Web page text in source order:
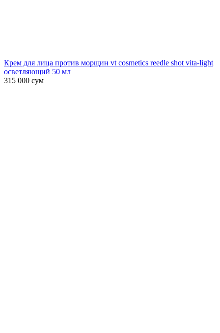
Крем для лица против морщин vt cosmetics reedle shot vita-light
осветляющий 50 мл
315 000 сум